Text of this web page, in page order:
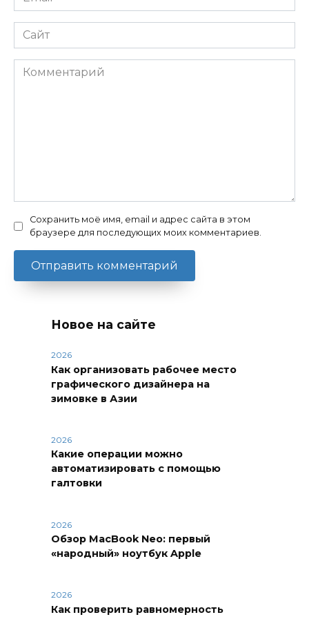
*
Сайт
Комментарий
Сохранить моё имя, email и адрес сайта в этом
браузере для последующих моих комментариев.
Новое на сайте
2026
Как организовать рабочее место
графического дизайнера на
зимовке в Азии
2026
Какие операции можно
автоматизировать с помощью
галтовки
2026
Обзор MacBook Neo: первый
«народный» ноутбук Apple
2026
Как проверить равномерность